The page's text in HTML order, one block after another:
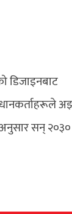
डिजाइनबाट
अनुसार सन् २०३०